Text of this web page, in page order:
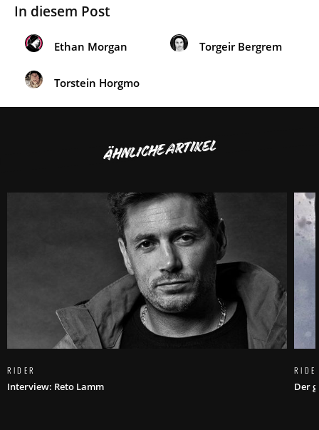
In diesem Post
Ethan Morgan Torgeir Bergrem
Torstein Horgmo
ÄHNLICHE ARTIKEL
RIDER
Interview: Reto Lamm Der